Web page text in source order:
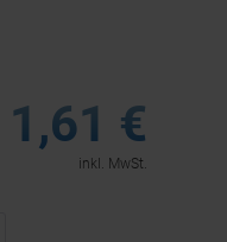
1,61 €
inkl. MwSt.